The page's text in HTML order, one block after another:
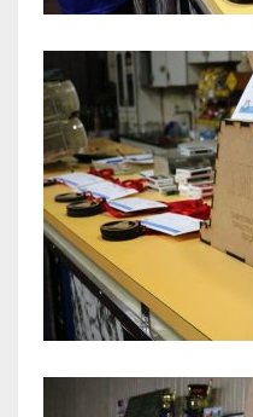
RREO
PPA
LOA
LDO
Transparência
Portal da Transparência